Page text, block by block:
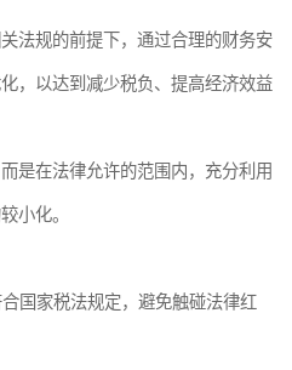
法规的前提下，通过合理的财务安
，以达到减少税负、提高经济效益
是在法律允许的范围内，充分利用
小化。
国家税法规定，避免触碰法律红